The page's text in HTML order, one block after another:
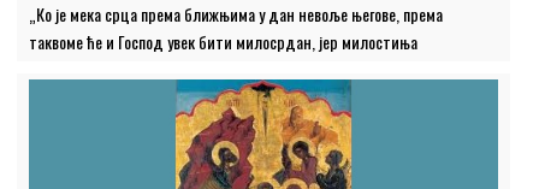
„Ко је мека срца према ближњима у дан невоље његове, према
таквоме ће и Господ увек бити милосрдан, јер милостиња